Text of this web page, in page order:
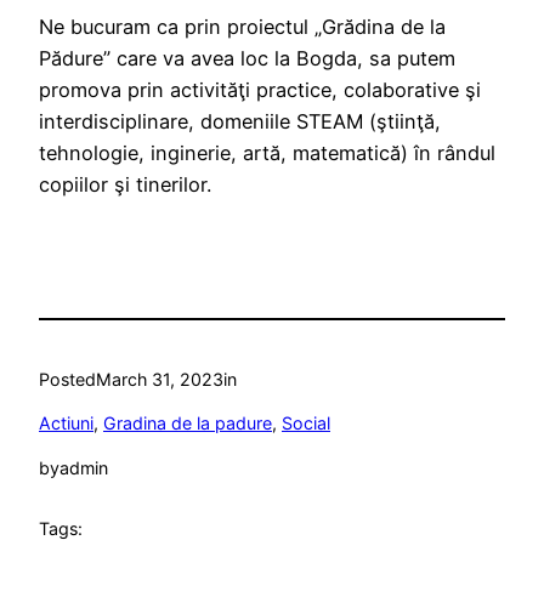
Ne bucuram ca prin proiectul „Grădina de la
Pădure” care va avea loc la Bogda, sa putem
promova prin activităţi practice, colaborative şi
interdisciplinare, domeniile STEAM (ştiinţă,
tehnologie, inginerie, artă, matematică) în rândul
copiilor şi tinerilor.
PostedMarch 31, 2023in
Actiuni, Gradina de la padure, Social
byadmin
Tags: